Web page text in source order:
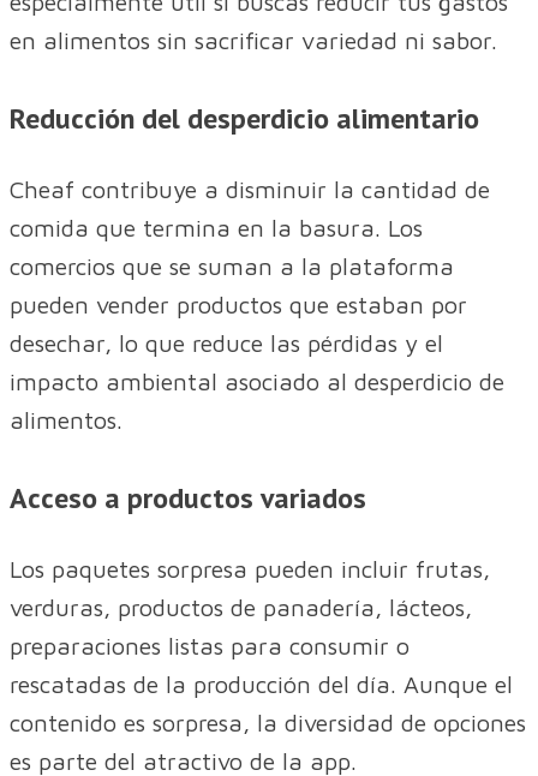
en alimentos sin sacrificar variedad ni sabor.
Reducción del desperdicio alimentario
Cheaf contribuye a disminuir la cantidad de
comida que termina en la basura. Los
comercios que se suman a la plataforma
pueden vender productos que estaban por
desechar, lo que reduce las pérdidas y el
impacto ambiental asociado al desperdicio de
alimentos.
Acceso a productos variados
Los paquetes sorpresa pueden incluir frutas,
verduras, productos de panadería, lácteos,
preparaciones listas para consumir o
rescatadas de la producción del día. Aunque el
contenido es sorpresa, la diversidad de opciones
es parte del atractivo de la app.